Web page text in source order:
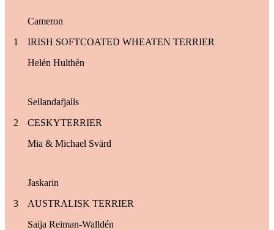
1
Cameron
IRISH SOFTCOATED WHEATEN TERRIER
Helén Hulthén
2
Sellandafjalls
CESKYTERRIER
Mia & Michael Svärd
3
Jaskarin
AUSTRALISK TERRIER
Saija Reiman-Walldén